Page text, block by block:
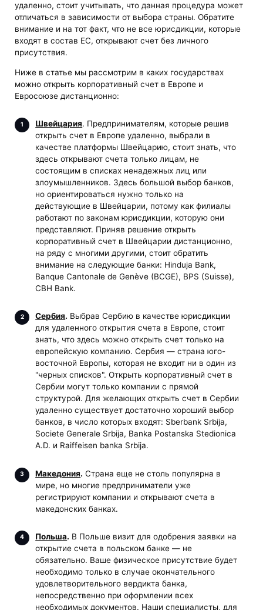
удаленно, стоит учитывать, что данная процедура может
отличаться в зависимости от выбора страны. Обратите
внимание и на тот факт, что не все юрисдикции, которые
входят в состав ЕС, открывают счет без личного
присутствия.
Ниже в статье мы рассмотрим в каких государствах
можно открыть корпоративный счет в Европе и
Евросоюзе дистанционно:
Швейцария. Предпринимателям, которые решив
открыть счет в Европе удаленно, выбрали в
качестве платформы Швейцарию, стоит знать, что
здесь открывают счета только лицам, не
состоящим в списках ненадежных лиц или
злоумышленников. Здесь большой выбор банков,
но ориентироваться нужно только на
действующие в Швейцарии, потому как филиалы
работают по законам юрисдикции, которую они
представляют. Приняв решение открыть
корпоративный счет в Швейцарии дистанционно,
на ряду с многими другими, стоит обратить
внимание на следующие банки: Hinduja Bank,
Banque Cantonale de Genève (BCGE), BPS (Suisse),
CBH Bank.
Сербия. Выбрав Сербию в качестве юрисдикции
для удаленного открытия счета в Европе, стоит
знать, что здесь можно открыть счет только на
европейскую компанию. Сербия — страна юго-
восточной Европы, которая не входит ни в один из
"черных списков". Открыть корпоративный счет в
Сербии могут только компании с прямой
структурой. Для желающих открыть счет в Сербии
удаленно существует достаточно хороший выбор
банков, в число которых входят: Sberbank Srbija,
Societe Generale Srbija, Banka Postanska Stedionica
A.D. и Raiffeisen banka Srbija.
Македония. Страна еще не столь популярна в
мире, но многие предприниматели уже
регистрируют компании и открывают счета в
македонских банках.
Польша. В Польше визит для одобрения заявки на
открытие счета в польском банке — не
обязательно. Ваше физическое присутствие будет
необходимо только в случае окончательного
удовлетворительного вердикта банка,
непосредственно при оформлении всех
необходимых документов. Наши специалисты, для